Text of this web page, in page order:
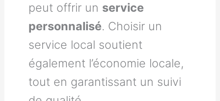
peut offrir un service
personnalisé. Choisir un
service local soutient
également l’économie locale,
tout en garantissant un suivi